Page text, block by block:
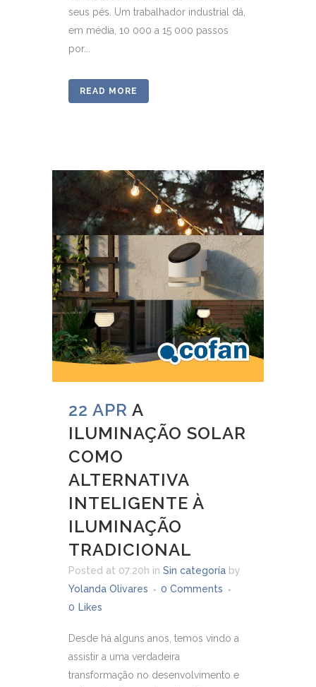
seus pés. Um trabalhador industrial dá,
em média, 10 000 a 15 000 passos
por...
READ MORE
22 APR A
ILUMINAÇÃO SOLAR
COMO
ALTERNATIVA
INTELIGENTE À
ILUMINAÇÃO
TRADICIONAL
Posted at 07:20h in Sin categoría by
Yolanda Olivares
0 Comments
0 Likes
Desde há alguns anos, temos vindo a
assistir a uma verdadeira
transformação no desenvolvimento e